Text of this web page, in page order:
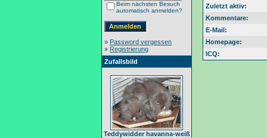
Beim nächsten Besuch
automatisch anmelden?
» Password vergessen
» Registrierung
Zufallsbild
Teddywidder havanna-weiß
Zuletzt aktiv:
Kommentare:
E-Mail:
Homepage:
ICQ: